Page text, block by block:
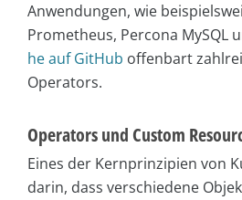
Anwendungen, wie
Prometheus, Percona MySQL
he auf GitHub offenbart
Operators.
Operators und Custom
Eines der Kernprinzipien von
darin, dass verschiedene